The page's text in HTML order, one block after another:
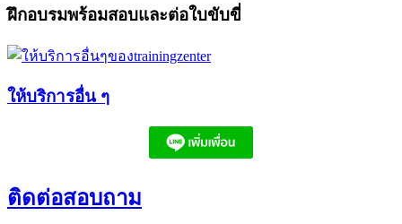
ฝึกอบรมพร้อมสอบและต่อใบขับขี่​
ให้บริการอื่น ๆ​
ติดต่อสอบถาม